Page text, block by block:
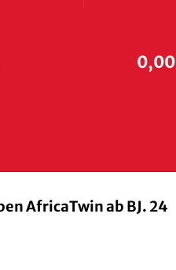
0,00
AfricaTwin ab BJ. 24